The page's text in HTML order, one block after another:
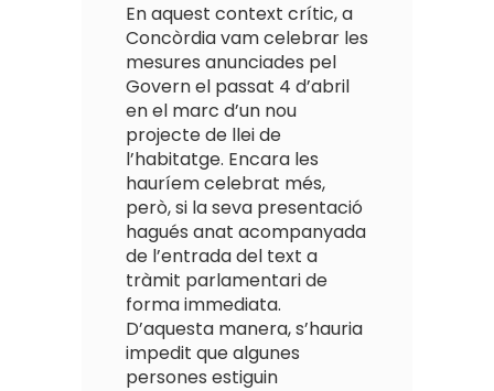
En aquest context crític, a
Concòrdia vam celebrar les
mesures anunciades pel
Govern el passat 4 d’abril
en el marc d’un nou
projecte de llei de
l’habitatge. Encara les
hauríem celebrat més,
però, si la seva presentació
hagués anat acompanyada
de l’entrada del text a
tràmit parlamentari de
forma immediata.
D’aquesta manera, s’hauria
impedit que algunes
persones estiguin